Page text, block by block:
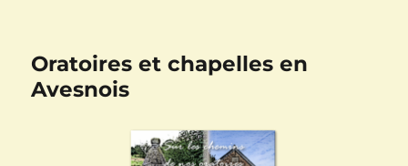
Oratoires et chapelles en
Avesnois